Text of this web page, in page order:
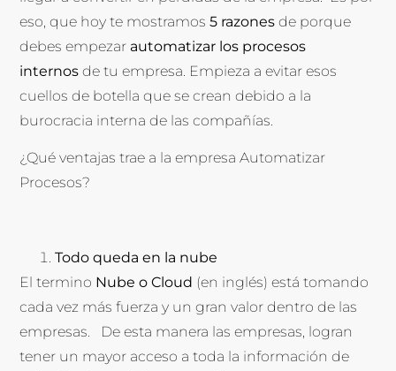
eso, que hoy te mostramos5 razones de porque
debes empezar automatizar los procesos
internos de tu empresa. Empieza a evitar esos
cuellos de botella que se crean debido a la
burocracia interna de las compañías.
¿Qué ventajas trae a la empresa Automatizar
Procesos?
Todo queda en la nube
El termino Nube o Cloud (en inglés) está tomando
cada vez más fuerza y un gran valor dentro de las
empresas. De esta manera las empresas, logran
tener un mayor acceso a toda la información de